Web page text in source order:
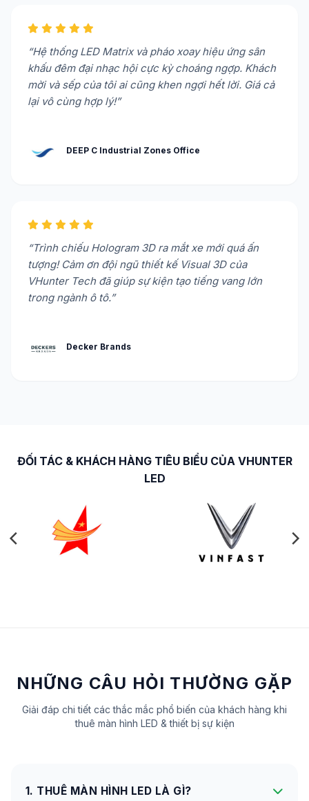
“Hệ thống LED Matrix và pháo xoay hiệu ứng sân
khấu đêm đại nhạc hội cực kỳ choáng ngợp. Khách
mời và sếp của tôi ai cũng khen ngợi hết lời. Giá cả
lại vô cùng hợp lý!”
DEEP C Industrial Zones Office
“Trình chiếu Hologram 3D ra mắt xe mới quá ấn
tượng! Cảm ơn đội ngũ thiết kế Visual 3D của
VHunter Tech đã giúp sự kiện tạo tiếng vang lớn
trong ngành ô tô.”
Decker Brands
ĐỐI TÁC & KHÁCH HÀNG TIÊU BIỂU CỦA VHUNTER
LED
NHỮNG CÂU HỎI THƯỜNG GẶP
Giải đáp chi tiết các thắc mắc phổ biến của khách hàng khi
thuê màn hình LED & thiết bị sự kiện
1. THUÊ MÀN HÌNH LED LÀ GÌ?